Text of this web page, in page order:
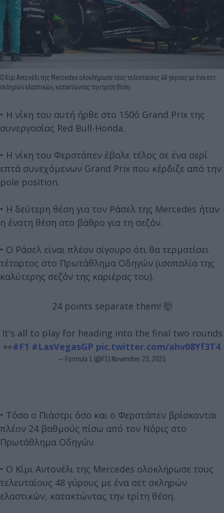
Ο Κίμι Αντονέλι της Mercedes ολοκλήρωσε τους τελευταίους 48 γύρους με ένα σετ
σκληρών ελαστικών, κατακτώντας την τρίτη θέση.
• Η νίκη του αυτή ήρθε στο 150ό Grand Prix της
συνεργασίας Red Bull-Honda.
• Η νίκη του Φερστάπεν έβαλε τέλος σε ένα σερί
επτά συνεχόμενων Grand Prix που κέρδιζε από την
pole position.
• Η δεύτερη θέση για τον Ράσελ της Mercedes ήταν
η ένατη θέση στο βάθρο για τη σεζόν.
• Ο Ράσελ είναι πλέον σίγουρο ότι θα τερματίσει
τέταρτος στο Πρωτάθλημα Οδηγών (ισοπαλία της
καλύτερης σεζόν της καριέρας του).
24 points separate them! 🤯
It's all to play for heading into the final two rounds
👀#F1 #LasVegasGP pic.twitter.com/ahv08Yf3T4
— Formula 1 (@F1) November 23, 2025
• Τόσο ο Πιάστρι όσο και ο Φερστάπεν βρίσκονται
πλέον 24 βαθμούς πίσω από τον Νόρις στο
Πρωτάθλημα Οδηγών.
• Ο Κίμι Αντονέλι της Mercedes ολοκλήρωσε τους
τελευταίους 48 γύρους με ένα σετ σκληρών
ελαστικών, κατακτώντας την τρίτη θέση.